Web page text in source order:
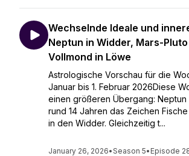
Wechselnde Ideale und
Neptun in Widder, Mars-
Vollmond in Löwe
Astrologische Vorschau für die
Januar bis 1. Februar 2026Diese
einen größeren Übergang: Neptun
rund 14 Jahren das Zeichen
in den Widder. Gleichzeitig t...
January 26, 2026•Season 5• Episode